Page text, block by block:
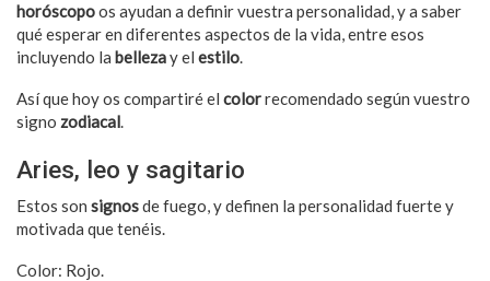
horóscopoos ayudan a definir vuestra personalidad, y a saber
qué esperar en diferentes aspectos de la vida, entre esos
incluyendo la bellezay el estilo.
Así que hoy os compartiré el colorrecomendado según vuestro
signo zodiacal.
Aries, leo y sagitario
Estos son signosde fuego, y definen la personalidad fuerte y
motivada que tenéis.
Color: Rojo.